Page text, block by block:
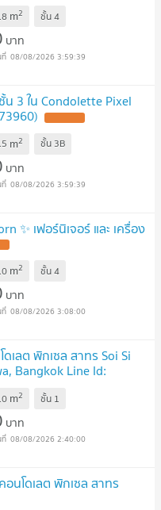
m2 ชั้น4
บาท
08/08/2026 3:59:39
3 ใน Condolette Pixel
m2 ชั้น 3B
บาท
08/08/2026 3:59:39
✨ เฟอร์นิเจอร์ และ เครื่อง
m2 ชั้น4
บาท
08/08/2026 3:08:00
เลต พิกเซล สาทร Soi Si
Bangkok Line Id:
m2 ชั้น 1
บาท
08/08/2026 2:40:00
นโดเลต พิกเซล สาทร